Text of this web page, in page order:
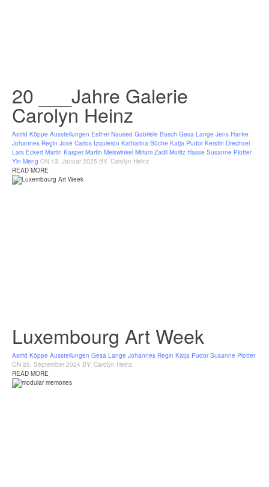
20 ___Jahre Galerie
Carolyn Heinz
Astrid Köppe Ausstellungen Esther Naused Gabriele Basch Gesa Lange Jens Hanke
Johannes Regin José Carlos Izquierdo Katharina Büche Katja Pudor Kerstin Drechsel
Lars Eckert Martin Kasper Martin Meiswinkel Miriam Zadil Moritz Hasse Susanne Piotter
Yin Meng ON 13. Januar 2025 BY: Carolyn Heinz
READ MORE
Luxembourg Art Week
Astrid Köppe Ausstellungen Gesa Lange Johannes Regin Katja Pudor Susanne Piotter
ON 26. September 2024 BY: Carolyn Heinz
READ MORE